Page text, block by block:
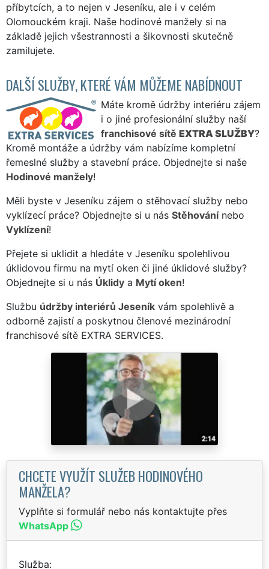
příbytcích, a to nejen v Jeseníku, ale i v celém
Olomouckém kraji. Naše hodinové manžely si na
základě jejich všestrannosti a šikovnosti skutečně
zamilujete.
DALŠÍ SLUŽBY, KTERÉ VÁM MŮŽEME NABÍDNOUT
Máte kromě údržby interiéru zájem
i o jiné profesionální služby naší
franchisové sítě EXTRA SLUŽBY?
Kromě montáže a údržby vám nabízíme kompletní
řemeslné služby a stavební práce. Objednejte si naše
Hodinové manžely!
Měli byste v Jeseníku zájem o stěhovací služby nebo
vyklízecí práce? Objednejte si u nás Stěhovánínebo
Vyklízení!
Přejete si uklidit a hledáte v Jeseníku spolehlivou
úklidovou firmu na mytí oken či jiné úklidové služby?
Objednejte si u nás Úklidy a Mytí oken!
Službu údržby interiérů Jeseník vám spolehlivě a
odborně zajistí a poskytnou členové mezinárodní
franchisové sítě EXTRA SERVICES.
CHCETE VYUŽÍT SLUŽEB HODINOVÉHO
MANŽELA?
Vyplňte si formulář nebo nás kontaktujte přes
WhatsApp
Služba